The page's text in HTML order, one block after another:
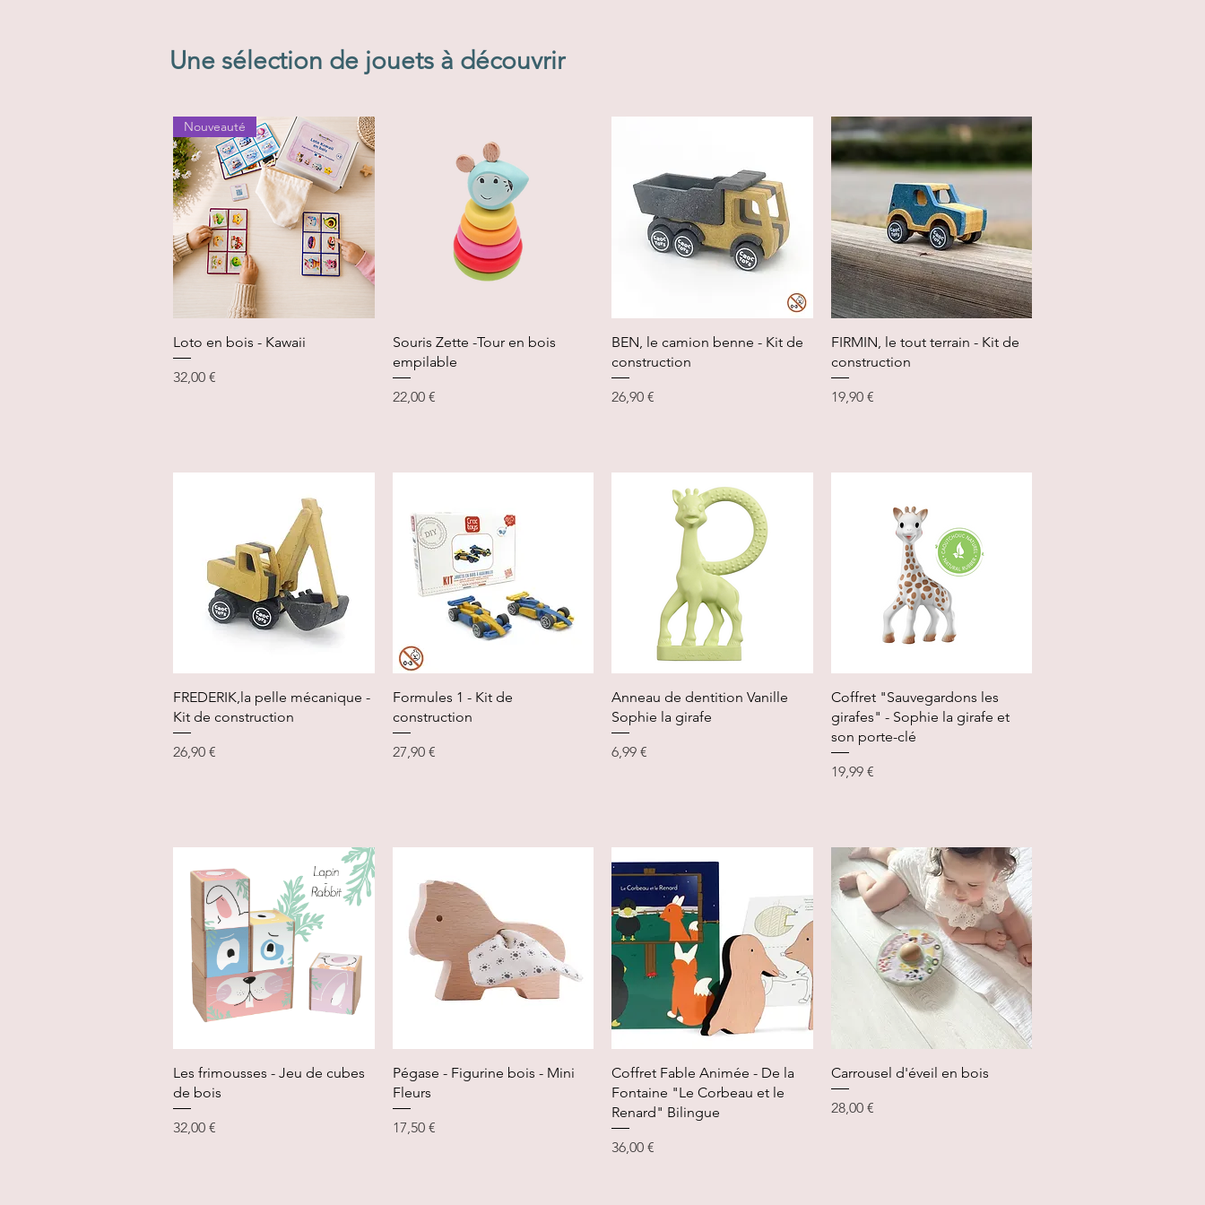
Une sélection de jouets à découvrir
Aperçu rapide
Nouveauté
Loto en bois - Kawaii
Prix
32,00 €
Aperçu rapide
Souris Zette -Tour en bois
empilable
Prix
22,00 €
Aperçu rapide
BEN, le camion benne - Kit de
construction
Prix
26,90 €
Aperçu rapide
FIRMIN, le tout terrain - Kit de
construction
Prix
19,90 €
Aperçu rapide
FREDERIK,la pelle mécanique -
Kit de construction
Prix
26,90 €
Aperçu rapide
Formules 1 - Kit de
construction
Prix
27,90 €
Aperçu rapide
Anneau de dentition Vanille
Sophie la girafe
Prix
6,99 €
Aperçu rapide
Coffret "Sauvegardons les
girafes" - Sophie la girafe et
son porte-clé
Prix
19,99 €
Aperçu rapide
Les frimousses - Jeu de cubes
de bois
Prix
32,00 €
Aperçu rapide
Pégase - Figurine bois - Mini
Fleurs
Prix
17,50 €
Aperçu rapide
Coffret Fable Animée - De la
Fontaine "Le Corbeau et le
Renard" Bilingue
Prix
36,00 €
Aperçu rapide
Carrousel d'éveil en bois
Prix
28,00 €